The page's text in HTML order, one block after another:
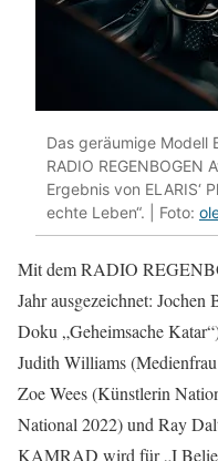
Das geräumige Modell
RADIO
Ergebnis von ELARIS‘
echte Leben“. | Foto:
Mit dem RADIO
Jahr ausgezeichnet:
Doku „Geheimsache
Judith Williams
Zoe Wees (Künstlerin
National 2022) und Ray
KAMRAD wird für „I